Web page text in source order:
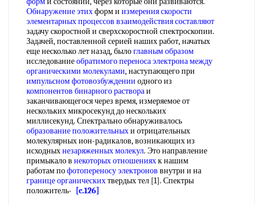
Обнаружение этихформ и измерения скорости
элементарных процессов взаимодействия составляют
задачу скоростной и сверхскоростной спектроскопии.
Задачей, поставленной серией наших работ, начатых
еще несколько лет назад, былоглавным образом
исследованиеобратимого переноса электронамежду
органическими молекулами, наступающего при
импульсном фотовозбуждении одного из
компонентов бинарного раствораи
заканчивающегося через время, измеряемое от
нескольких микросекунд до нескольких
миллисекунд. Спектрально обнаруживалось
образование положительныхи отрицательных
молекулярных ион-радикалов, возникающих из
исходныхнезаряженных молекул. Это направление
примыкало в некоторых отношенияхк нашим
работам пофотопереносу электронов внутри и на
границе органическихтвердых тел [1]. Спектры
положитель-
[c.126]